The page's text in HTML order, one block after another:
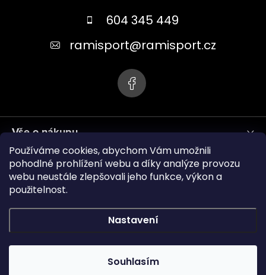
Používáme cookies, abychom Vám umožnili
pohodlné prohlížení webu a díky analýze provozu
webu neustále zlepšovali jeho funkce, výkon a
použitelnost.
Nastavení
Souhlasím
604 345 449
ramisport@ramisport.cz
Vše o nákupu
Informace pro vás
Copyright 2026RAMISPORT. Všechna práva vyhrazena.